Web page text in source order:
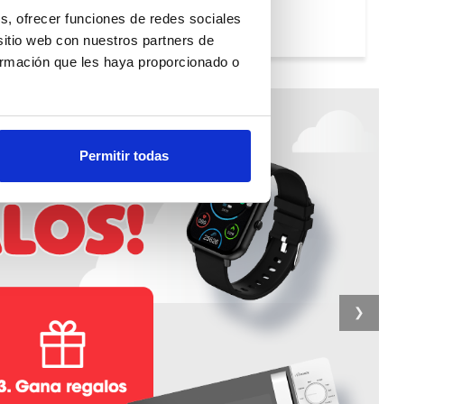
ofrecer funciones de redes sociales
web con nuestros partners de
que les haya proporcionado o
Permitir todas
TU
❯